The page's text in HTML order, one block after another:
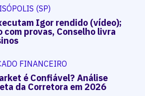
(SP)
Igor rendido (vídeo);
com provas, Conselho livra
FINANCEIRO
é Confiável? Análise
da Corretora em 2026